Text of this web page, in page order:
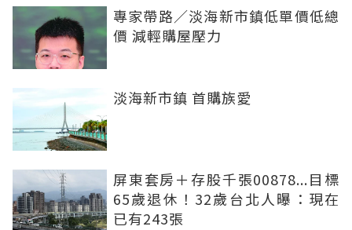
專家帶路／淡海新市鎮低單價低總
價 減輕購屋壓力
淡海新市鎮 首購族愛
屏東套房＋存股千張00878...目標
65歲退休！32歲台北人曝：現在
已有243張